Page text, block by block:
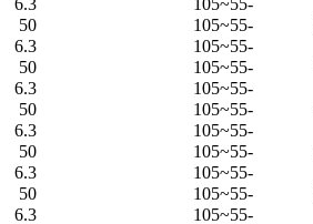
-55~105
6.3
-55~105
50
-55~105
6.3
-55~105
50
-55~105
6.3
-55~105
50
-55~105
6.3
-55~105
50
-55~105
6.3
-55~105
50
-55~105
6.3